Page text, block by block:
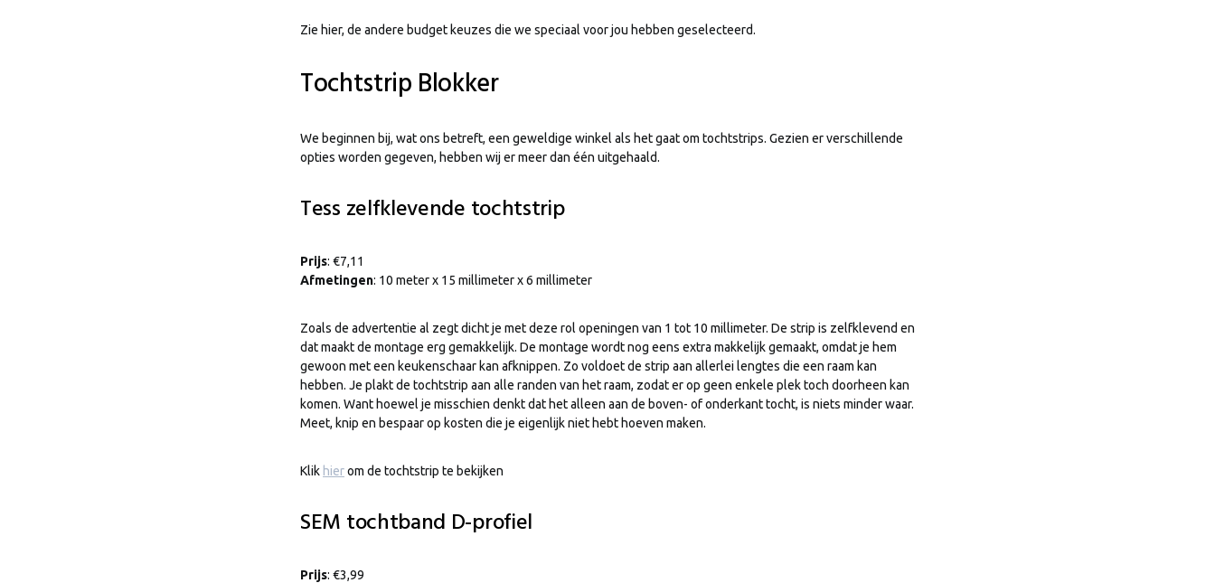
Zie hier, de andere budget keuzes die we speciaal voor jou hebben geselecteerd.
Tochtstrip Blokker
We beginnen bij, wat ons betreft, een geweldige winkel als het gaat om tochtstrips. Gezien er verschillende
opties worden gegeven, hebben wij er meer dan één uitgehaald.
Tess zelfklevende tochtstrip
Prijs: €7,11
Afmetingen: 10 meter x 15 millimeter x 6 millimeter
Zoals de advertentie al zegt dicht je met deze rol openingen van 1 tot 10 millimeter. De strip is zelfklevend en
dat maakt de montage erg gemakkelijk. De montage wordt nog eens extra makkelijk gemaakt, omdat je hem
gewoon met een keukenschaar kan afknippen. Zo voldoet de strip aan allerlei lengtes die een raam kan
hebben. Je plakt de tochtstrip aan alle randen van het raam, zodat er op geen enkele plek toch doorheen kan
komen. Want hoewel je misschien denkt dat het alleen aan de boven- of onderkant tocht, is niets minder waar.
Meet, knip en bespaar op kosten die je eigenlijk niet hebt hoeven maken.
Klik hierom de tochtstrip te bekijken
SEM tochtband D-profiel
Prijs: €3,99